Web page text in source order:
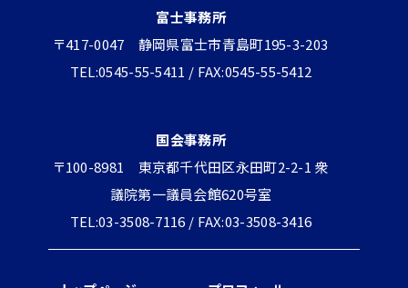
富士事務所
〒417-0047 静岡県富士市青島町195-3-203
TEL:0545-55-5411 / FAX:0545-55-5412
国会事務所
〒100-8981 東京都千代田区永田町2-2-1 衆
議院第一議員会館620号室
TEL:03-3508-7116 / FAX:03-3508-3416